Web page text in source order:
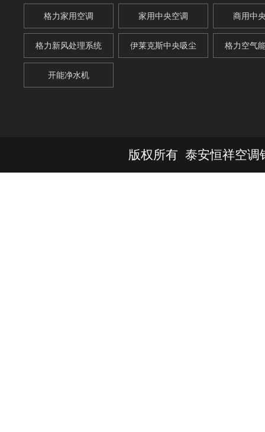
格力家用空调 家用中央空调 商用中
格力新风处理系统 伊莱克斯中央吸尘 格力空气
开能净水机
版权所有 泰安恒祥空